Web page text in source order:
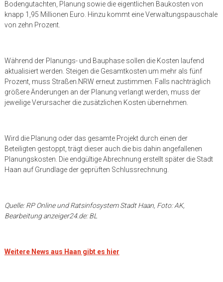
Bodengutachten, Planung sowie die eigentlichen Baukosten von
knapp 1,95 Millionen Euro. Hinzu kommt eine Verwaltungspauschale
von zehn Prozent.
Während der Planungs- und Bauphase sollen die Kosten laufend
aktualisiert werden. Steigen die Gesamtkosten um mehr als fünf
Prozent, muss Straßen.NRW erneut zustimmen. Falls nachträglich
größere Änderungen an der Planung verlangt werden, muss der
jeweilige Verursacher die zusätzlichen Kosten übernehmen.
Wird die Planung oder das gesamte Projekt durch einen der
Beteiligten gestoppt, trägt dieser auch die bis dahin angefallenen
Planungskosten. Die endgültige Abrechnung erstellt später die Stadt
Haan auf Grundlage der geprüften Schlussrechnung.
Quelle: RP Online und Ratsinfosystem Stadt Haan, Foto: AK,
Bearbeitung anzeiger24.de: BL
Weitere News aus Haan gibt es hier